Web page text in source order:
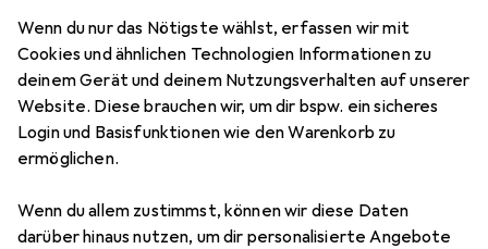
Wenn du nur das Nötigste wählst, erfassen wir mit
Cookies und ähnlichen Technologien Informationen zu
deinem Gerät und deinem Nutzungsverhalten auf unserer
Website. Diese brauchen wir, um dir bspw. ein sicheres
Login und Basisfunktionen wie den Warenkorb zu
ermöglichen.
Wenn du allem zustimmst, können wir diese Daten
darüber hinaus nutzen, um dir personalisierte Angebote
6 Bilder
DiposDisplayschutzfolie Antireflex
Preis in EUR inkl. MwSt.
EUR
5,99